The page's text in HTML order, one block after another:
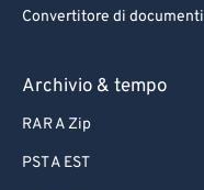
Convertitore di documenti
Archivio & tempo
RAR A Zip
PST A EST